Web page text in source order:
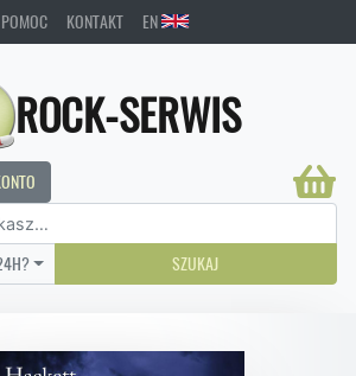
POMOC KONTAKT EN
ROCK-SERWIS
SZUKAJ